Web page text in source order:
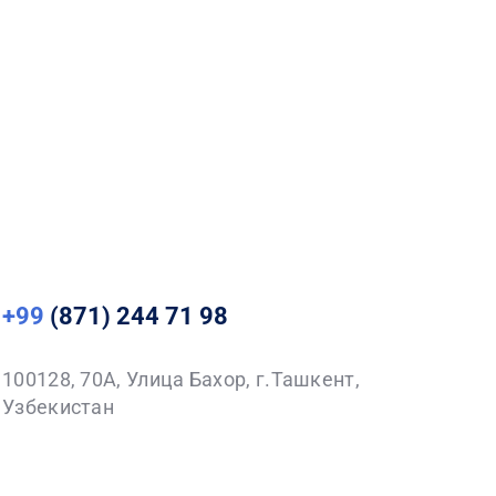
+99 (871) 244 71 98
100128, 70A, Улица Бахор, г.Ташкент,
Узбекистан